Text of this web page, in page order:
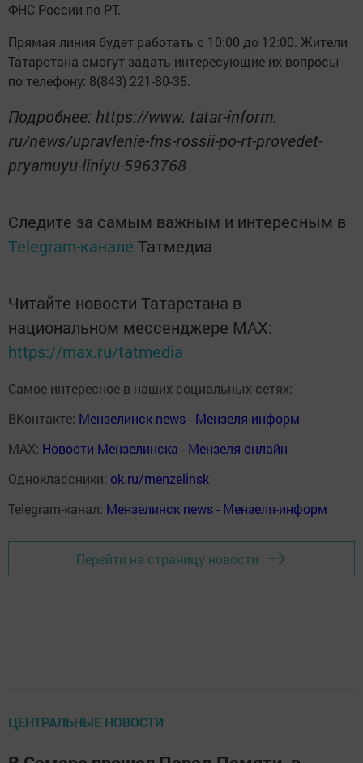
ФНС России по РТ.
Прямая линия будет работать с 10:00 до 12:00. Жители
Татарстана смогут задать интересующие их вопросы
по телефону: 8(843) 221-80-35.
Подробнее: https://www. tatar-inform.
ru/news/upravlenie-fns-rossii-po-rt-provedet-
pryamuyu-liniyu-5963768
Следите за самым важным и интересным в
Telegram-канале Татмедиа
Читайте новости Татарстана в
национальном мессенджере MАХ:
https://max.ru/tatmedia
Самое интересное в наших социальных сетях:
ВКонтакте: Мензелинск news - Мензеля-информ
MAX: Новости Мензелинска - Мензеля онлайн
Одноклассники: ok.ru/menzelinsk
Telegram-канал: Мензелинск news - Мензеля-информ
Перейти на страницу новости
ЦЕНТРАЛЬНЫЕ НОВОСТИ